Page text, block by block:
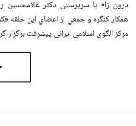
درون زا» با سرپرستی دکتر غلامحسین
همكار كنگره و جمعي از اعضاي اين حلقه
مركز الگوی اسلامی ایرانی پیشرفت برگزار